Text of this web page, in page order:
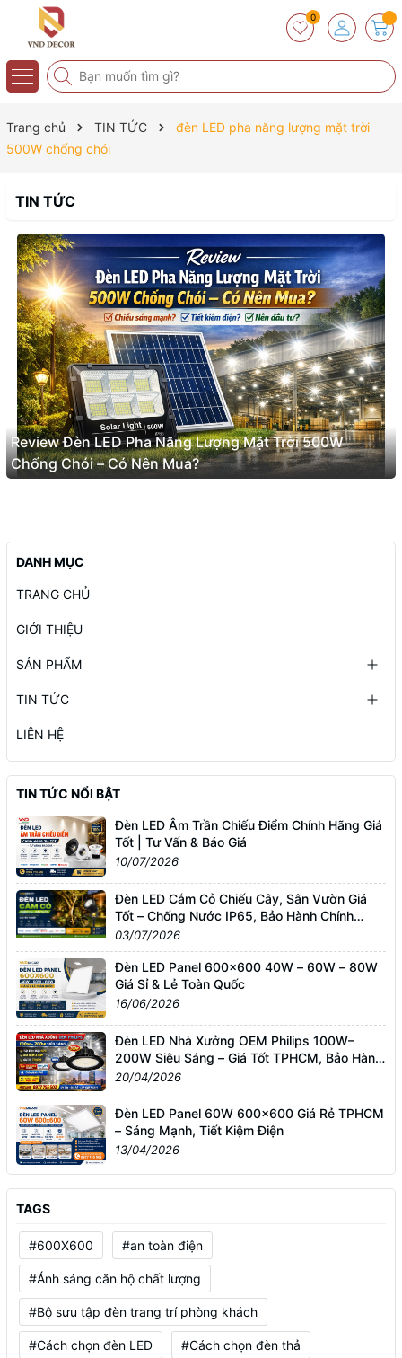
0
Trang chủ TIN TỨC
đèn LED pha năng lượng mặt trời
500W chống chói
TIN TỨC
Review Đèn LED Pha Năng Lượng Mặt Trời 500W
Chống Chói – Có Nên Mua?
DANH MỤC
TRANG CHỦ
GIỚI THIỆU
SẢN PHẨM
TIN TỨC
LIÊN HỆ
TIN TỨC NỔI BẬT
Đèn LED Âm Trần Chiếu Điểm Chính Hãng Giá
Tốt | Tư Vấn & Báo Giá
10/07/2026
Đèn LED Cắm Cỏ Chiếu Cây, Sân Vườn Giá
Tốt – Chống Nước IP65, Bảo Hành Chính
Hãng
03/07/2026
Đèn LED Panel 600x600 40W – 60W – 80W
Giá Sỉ & Lẻ Toàn Quốc
16/06/2026
Đèn LED Nhà Xưởng OEM Philips 100W–
200W Siêu Sáng – Giá Tốt TPHCM, Bảo Hành
3 Năm
20/04/2026
Đèn LED Panel 60W 600x600 Giá Rẻ TPHCM
– Sáng Mạnh, Tiết Kiệm Điện
13/04/2026
TAGS
#600X600 #an toàn điện
#Ánh sáng căn hộ chất lượng
#Bộ sưu tập đèn trang trí phòng khách
#Cách chọn đèn LED #Cách chọn đèn thả